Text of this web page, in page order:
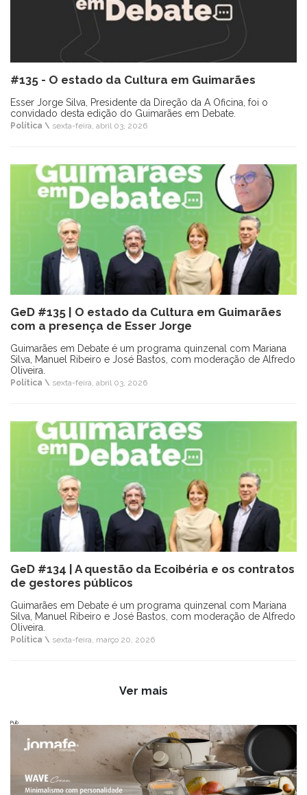
#135 - O estado da Cultura em Guimarães
Esser Jorge Silva, Presidente da Direção da A Oficina, foi o
convidado desta edição do Guimarães em Debate.
Política \ sexta-feira, abril 03, 2026
GeD #135 | O estado da Cultura em Guimarães
com a presença de Esser Jorge
Guimarães em Debate é um programa quinzenal com Mariana
Silva, Manuel Ribeiro e José Bastos, com moderação de Alfredo
Oliveira.
Política \ sexta-feira, abril 03, 2026
GeD #134 | A questão da Ecoibéria e os contratos
de gestores públicos
Guimarães em Debate é um programa quinzenal com Mariana
Silva, Manuel Ribeiro e José Bastos, com moderação de Alfredo
Oliveira.
Política \ sexta-feira, março 20, 2026
Ver mais
Pub